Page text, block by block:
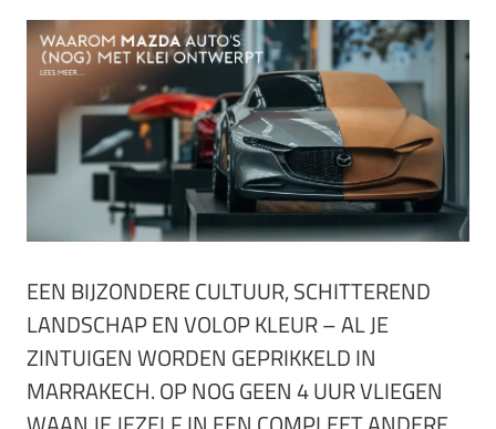
EEN BIJZONDERE CULTUUR, SCHITTEREND
LANDSCHAP EN VOLOP KLEUR – AL JE
ZINTUIGEN WORDEN GEPRIKKELD IN
MARRAKECH. OP NOG GEEN 4 UUR VLIEGEN